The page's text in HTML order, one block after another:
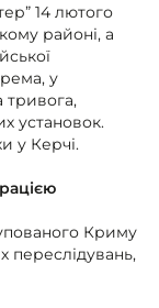
14 лютого
районі, а
у
тривога,
установок.
у Керчі.
Криму
переслідувань,